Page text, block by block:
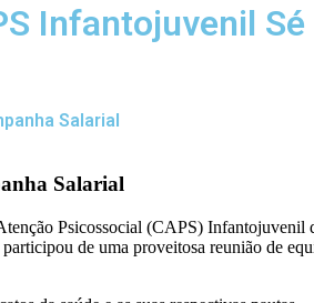
Infantojuvenil Sé
Salarial
Salarial
Psicossocial (CAPS) Infantojuvenil
de uma proveitosa reunião de